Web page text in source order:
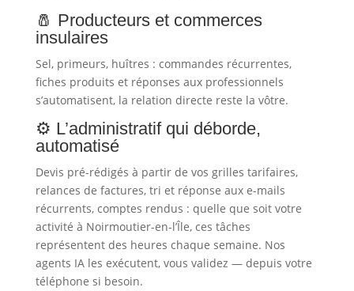
🧂 Producteurs et commerces
insulaires
Sel, primeurs, huîtres : commandes récurrentes,
fiches produits et réponses aux professionnels
s’automatisent, la relation directe reste la vôtre.
⚙️ L’administratif qui déborde,
automatisé
Devis pré-rédigés à partir de vos grilles tarifaires,
relances de factures, tri et réponse aux e-mails
récurrents, comptes rendus : quelle que soit votre
activité à Noirmoutier-en-l’Île, ces tâches
représentent des heures chaque semaine. Nos
agents IA les exécutent, vous validez — depuis votre
téléphone si besoin.